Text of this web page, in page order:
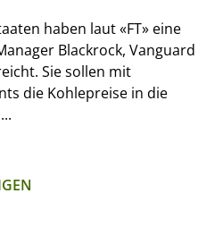
haben laut «FT» eine
Blackrock, Vanguard
Sie sollen mit
die Kohlepreise in die